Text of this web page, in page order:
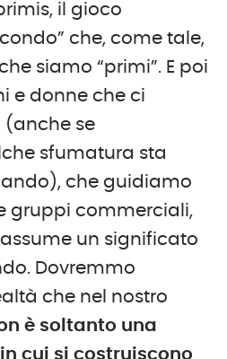
il gioco
che, come tale,
siamo “primi”. E poi
e donne che ci
se
sfumatura sta
che guidiamo
gruppi commerciali,
un significato
Dovremmo
che nel nostro
è soltanto una
cui si costruiscono